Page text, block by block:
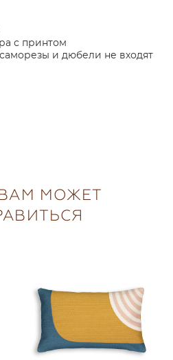
с принтом
и дюбели не входят
МОЖЕТ